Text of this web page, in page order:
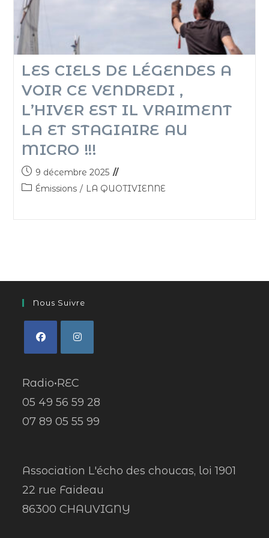
LES CIELS DE LÉGENDES A
VOIR CE VENDREDI ,
L’HIVER EST IL VRAIMENT
LA ET STAGIAIRE AU
MICRO !!!
9 décembre 2025
Émissions / LA QUOTIVIENNE
Nous Suivre
Radio•REC
05 49 56 59 28
07 89 05 55 99
Association L'écho des choucas, loi 1901
22 rue Faideau
86300 CHAUVIGNY